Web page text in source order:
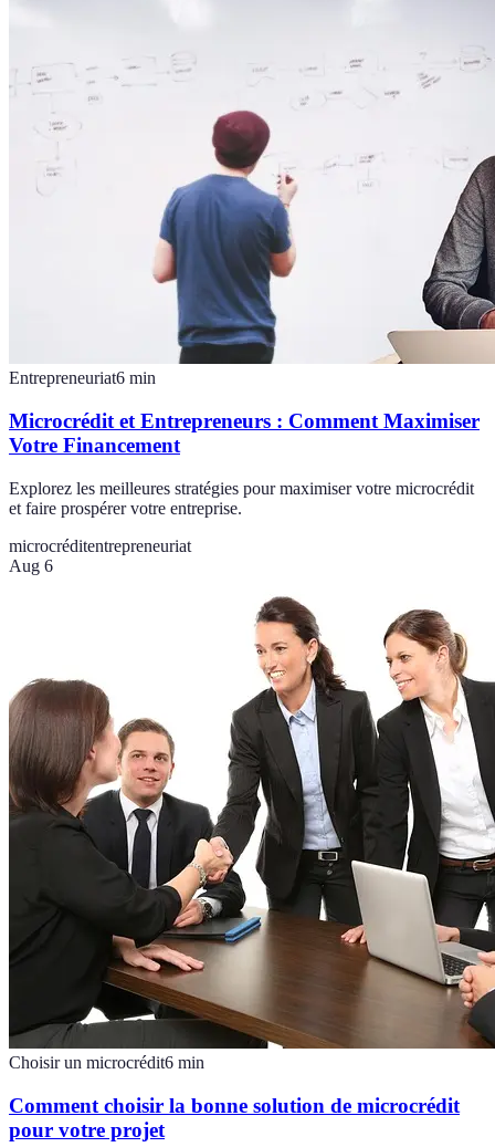
Entrepreneuriat6 min
Microcrédit et Entrepreneurs : Comment Maximiser
Votre Financement
Explorez les meilleures stratégies pour maximiser votre microcrédit
et faire prospérer votre entreprise.
microcréditentrepreneuriat
Aug 6
Choisir un microcrédit6 min
Comment choisir la bonne solution de microcrédit
pour votre projet